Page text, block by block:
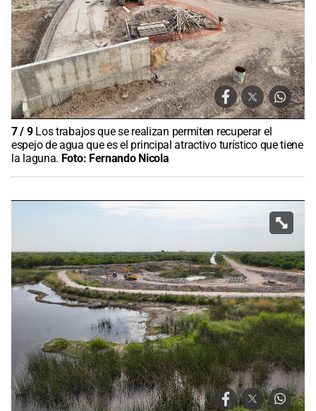
7/ 9 Los trabajos que se realizan permiten recuperar el
espejo de agua que es el principal atractivo turístico que tiene
la laguna. Foto: Fernando Nicola